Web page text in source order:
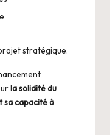
stratégique.
la solidité du
sa capacité à